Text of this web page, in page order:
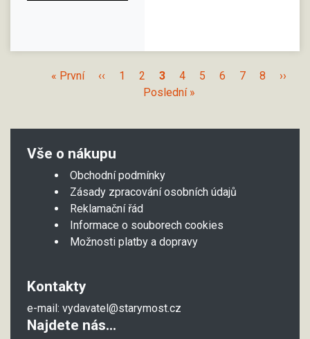
« První ‹‹ 1 2 3 4 5 6 7 8
››
Poslední »
Vše o nákupu
Obchodní podmínky
Zásady zpracování osobních údajů
Reklamační řád
Informace o souborech cookies
Možnosti platby a dopravy
Kontakty
e-mail: vydavatel@starymost.cz
Najdete nás...